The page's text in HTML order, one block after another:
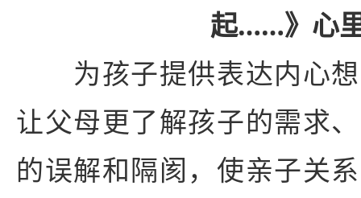
起……》心
为孩子提供表达内心想
让父母更了解孩子的需求
的误解和隔阂，使亲子关